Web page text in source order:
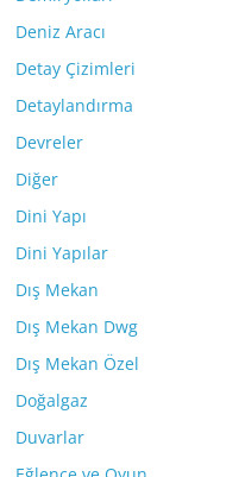
Deniz Aracı
Detay Çizimleri
Detaylandırma
Devreler
Diğer
Dini Yapı
Dini Yapılar
Dış Mekan
Dış Mekan Dwg
Dış Mekan Özel
Doğalgaz
Duvarlar